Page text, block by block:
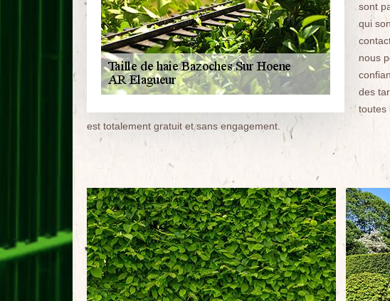
sont
qui
nous
des
toutes
est totalement gratuit et sans engagement.